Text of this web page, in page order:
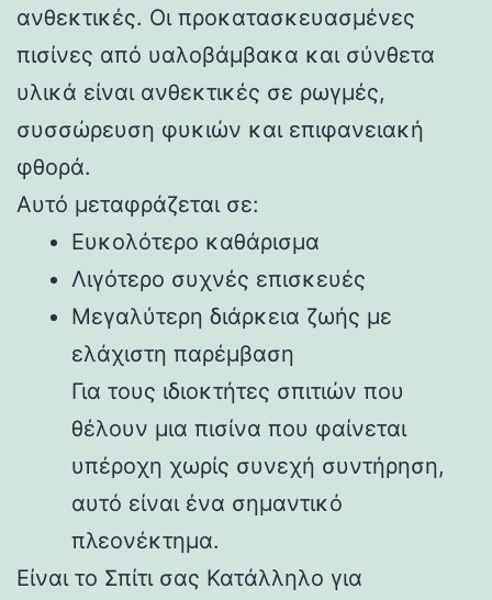
ανθεκτικές. Οι προκατασκευασμένες
πισίνες από υαλοβάμβακα και σύνθετα
υλικά είναι ανθεκτικές σε ρωγμές,
συσσώρευση φυκιών και επιφανειακή
φθορά.
Αυτό μεταφράζεται σε:
Ευκολότερο καθάρισμα
Λιγότερο συχνές επισκευές
Μεγαλύτερη διάρκεια ζωής με
ελάχιστη παρέμβαση
Για τους ιδιοκτήτες σπιτιών που
θέλουν μια πισίνα που φαίνεται
υπέροχη χωρίς συνεχή συντήρηση,
αυτό είναι ένα σημαντικό
πλεονέκτημα.
Είναι το Σπίτι σας Κατάλληλο για